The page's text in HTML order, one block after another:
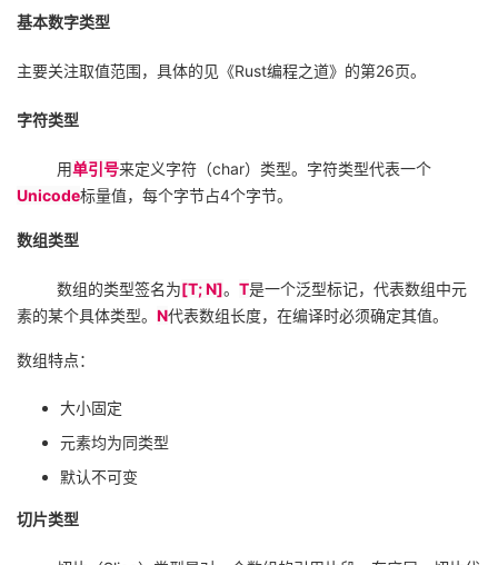
基本数字类型
主要关注取值范围，具体的见《Rust编程之道》的第26页。
字符类型
用单引号来定义字符（char）类型。字符类型代表一个
Unicode标量值，每个字节占4个字节。
数组类型
数组的类型签名为[T; N]。 T是一个泛型标记，代表数组中元
素的某个具体类型。 N代表数组长度，在编译时必须确定其值。
数组特点：
大小固定
元素均为同类型
默认不可变
切片类型